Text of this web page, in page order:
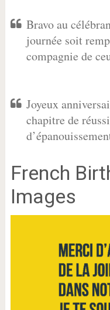
Bravo au
journée soit
compagnie de
Joyeux
chapitre de
French
Images